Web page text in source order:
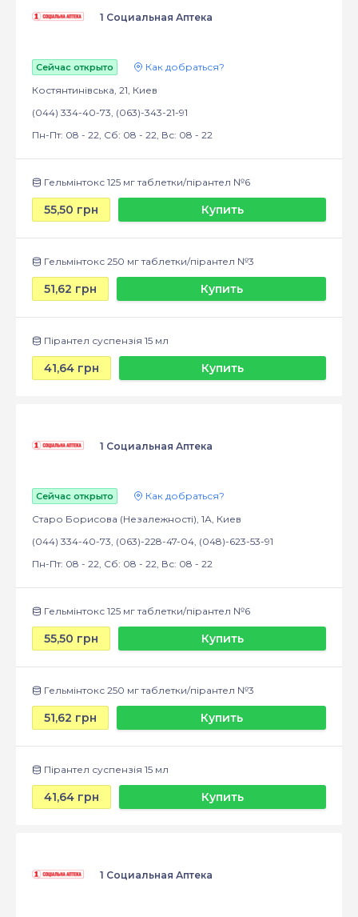
1 Социальная Аптека
Сейчас открыто
Как добраться?
Костянтинівська, 21, Киев
(044) 334-40-73, (063)-343-21-91
Пн-Пт: 08 - 22, Сб: 08 - 22, Вс: 08 - 22
Гельмінтокс 125 мг таблетки/пірантел №6
55,50 грн Купить
Гельмінтокс 250 мг таблетки/пірантел №3
51,62 грн Купить
Пірантел суспензія 15 мл
41,64 грн Купить
1 Социальная Аптека
Сейчас открыто
Как добраться?
Старо Борисова (Незалежності), 1А, Киев
(044) 334-40-73, (063)-228-47-04, (048)-623-53-91
Пн-Пт: 08 - 22, Сб: 08 - 22, Вс: 08 - 22
Гельмінтокс 125 мг таблетки/пірантел №6
55,50 грн Купить
Гельмінтокс 250 мг таблетки/пірантел №3
51,62 грн Купить
Пірантел суспензія 15 мл
41,64 грн Купить
1 Социальная Аптека